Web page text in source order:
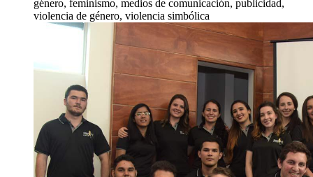
género, feminismo, medios de comunicación, publicidad,
violencia de género, violencia simbólica